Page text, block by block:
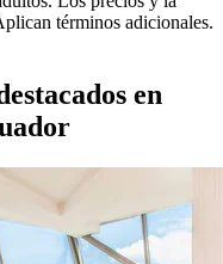
términos adicionales.
en